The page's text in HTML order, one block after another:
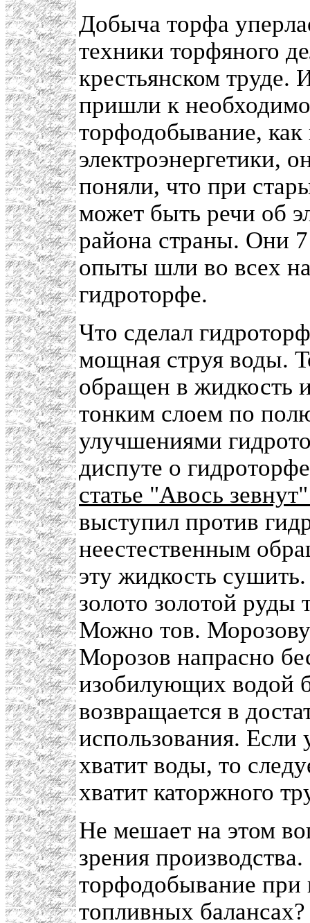
Добыча торфа
техники торфяного
крестьянском
пришли к
торфодобывание, как
электроэнергетики,
поняли, что при
может быть речи об
района страны. Они
опыты шли во всех
гидроторфе.
Что сделал
мощная струя воды.
обращен в жидкость
тонким слоем по
улучшениями
диспуте о
статье "Авось
выступил против
неестественным
эту жидкость
золото золотой руды
Можно тов.
Морозов напрасно
изобилующих водой
возвращается в
использования. Если
хватит воды, то
хватит каторжного
Не мешает на этом
зрения
торфодобывание при
топливных